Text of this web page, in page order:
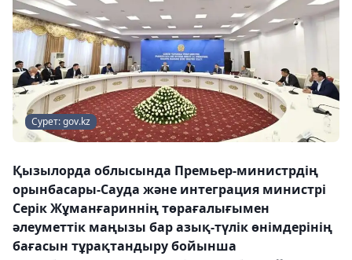
Сурет: gov.kz
Қызылорда облысында Премьер-министрдің
орынбасары-Сауда және интеграция министрі
Серік Жұманғариннің төрағалығымен
әлеуметтік маңызы бар азық-түлік өнімдерінің
бағасын тұрақтандыру бойынша